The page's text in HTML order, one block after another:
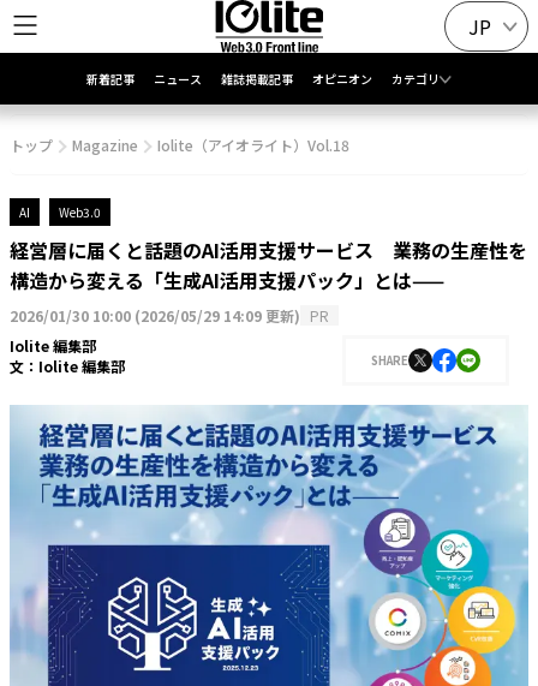
JP
新着記事 ニュース 雑誌掲載記事 オピニオン カテゴリ
トップ Magazine Iolite（アイオライト）Vol.18
AI Web3.0
経営層に届くと話題のAI活用支援サービス 業務の生産性を
構造から変える「生成AI活用支援パック」とは——
2026/01/30 10:00 (2026/05/29 14:09 更新) PR
Iolite 編集部
文： Iolite 編集部 SHARE